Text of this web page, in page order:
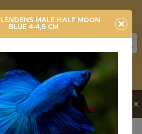
MALE HALF MOON
BLUE 4-4,5 CM
Recherche
découvrir davantage ?
nous !